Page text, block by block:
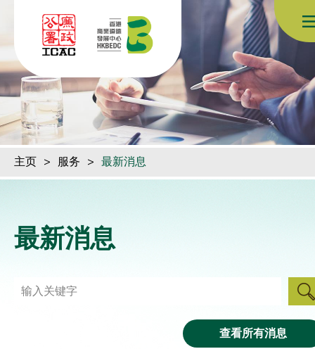
跳到内容（按回车键）
主页 > 服务 > 最新消息
最新消息
查看所有消息